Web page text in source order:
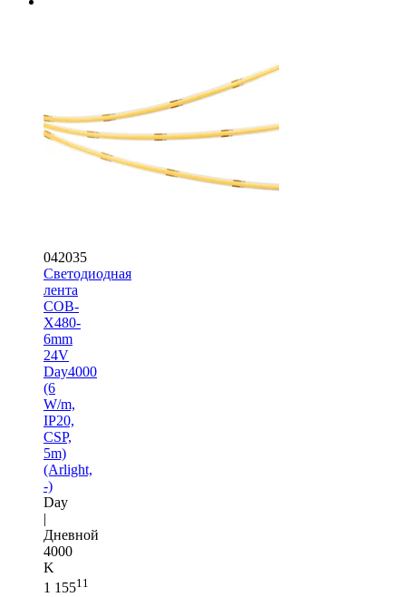
042035
Светодиодная
лента
COB-
X480-
6mm
24V
Day4000
(6
W/m,
IP20,
CSP,
5m)
(Arlight,
-)
Day
|
Дневной
4000
K
1 15511